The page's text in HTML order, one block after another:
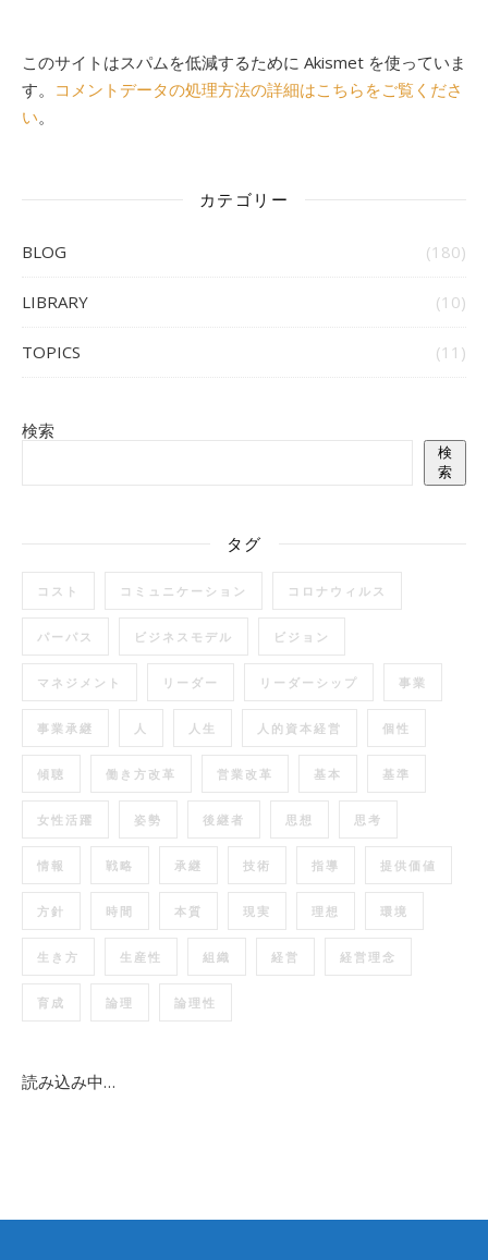
このサイトはスパムを低減するために Akismet を使っていま
す。 コメントデータの処理方法の詳細はこちらをご覧くださ
い。
カテゴリー
BLOG (180)
LIBRARY (10)
TOPICS (11)
検索
検
索
タグ
コスト コミュニケーション コロナウィルス
パーパス ビジネスモデル ビジョン
マネジメント リーダー リーダーシップ 事業
事業承継 人 人生 人的資本経営 個性
傾聴 働き方改革 営業改革 基本 基準
女性活躍 姿勢 後継者 思想 思考
情報 戦略 承継 技術 指導 提供価値
方針 時間 本質 現実 理想 環境
生き方 生産性 組織 経営 経営理念
育成 論理 論理性
読み込み中…